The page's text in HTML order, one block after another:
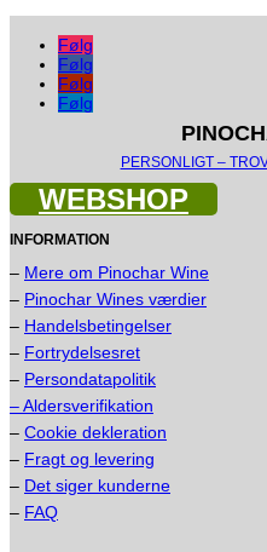
Følg
Følg
Følg
Følg
PERSONLIGT –
WEBSHOP
INFORMATION
– Mere om Pinochar Wine
– Pinochar Wines værdier
– Handelsbetingelser
– Fortrydelsesret
– Persondatapolitik
– Aldersverifikation
– Cookie dekleration
– Fragt og levering
– Det siger kunderne
– FAQ